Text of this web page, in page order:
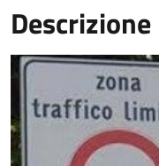
Descrizione